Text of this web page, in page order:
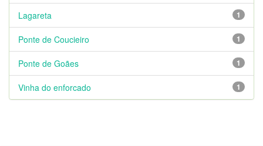
1
Lagareta
1
Ponte de Coucieiro
1
Ponte de Goães
1
Vinha do enforcado